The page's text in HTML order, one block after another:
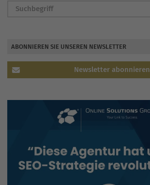
ABONNIEREN SIE UNSEREN NEWSLETTER
Newsletter abonnieren